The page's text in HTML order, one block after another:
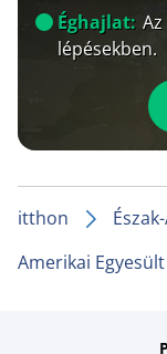
Éghajlat:
lépésekben.
itthon
Amerikai